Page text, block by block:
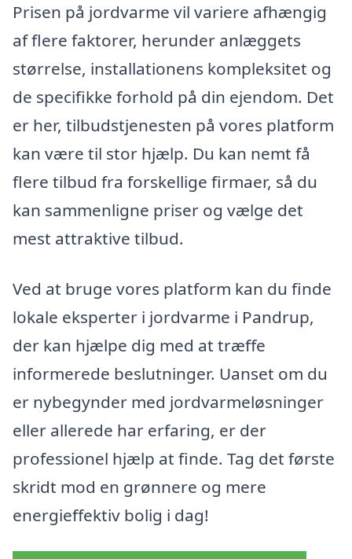
Prisen på jordvarme vil variere afhængig
af flere faktorer, herunder anlæggets
størrelse, installationens kompleksitet og
de specifikke forhold på din ejendom. Det
er her, tilbudstjenesten på vores platform
kan være til stor hjælp. Du kan nemt få
flere tilbud fra forskellige firmaer, så du
kan sammenligne priser og vælge det
mest attraktive tilbud.
Ved at bruge vores platform kan du finde
lokale eksperter i jordvarme i Pandrup,
der kan hjælpe dig med at træffe
informerede beslutninger. Uanset om du
er nybegynder med jordvarmeløsninger
eller allerede har erfaring, er der
professionel hjælp at finde. Tag det første
skridt mod en grønnere og mere
energieffektiv bolig i dag!